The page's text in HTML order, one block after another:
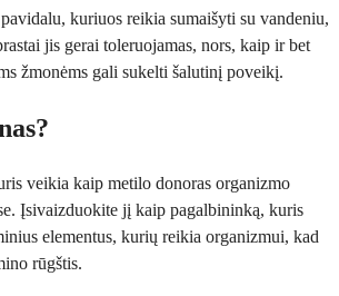
kuriuos reikia sumaišyti su vandeniu,
jis gerai toleruojamas, nors, kaip ir bet
žmonėms gali sukelti šalutinį poveikį.
veikia kaip metilo donoras organizmo
Įsivaizduokite jį kaip pagalbininką, kuris
elementus, kurių reikia organizmui, kad
rūgštis.